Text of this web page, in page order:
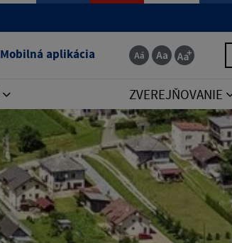
Mobilná aplikácia
ZVEREJŇOVANIE